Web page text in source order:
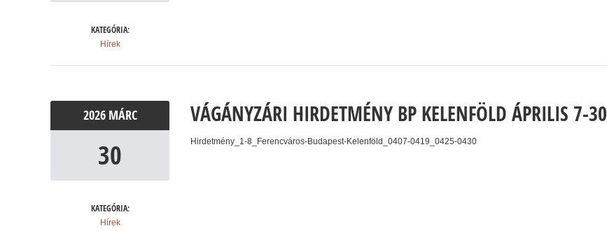
KATEGÓRIA:
Hírek
2026 MÁRC
30
KATEGÓRIA:
Hírek
VÁGÁNYZÁRI HIRDETMÉNY BP KELENFÖLD ÁPRILIS 7-30
Hirdetmény_1-8_Ferencváros-Budapest-Kelenföld_0407-0419_0425-0430